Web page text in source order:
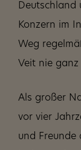
Deutschland
Konzern im
Weg
Veit nie ganz
Als großer
vor vier
und Freunde